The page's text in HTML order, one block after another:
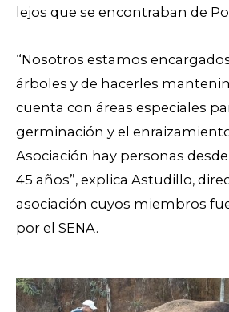
lejos que se encontraban de
“Nosotros estamos
árboles y de hacerles
cuenta con áreas especiales
germinación y el
Asociación hay personas
45 años”, explica Astudillo,
asociación cuyos miembros
por el SENA.